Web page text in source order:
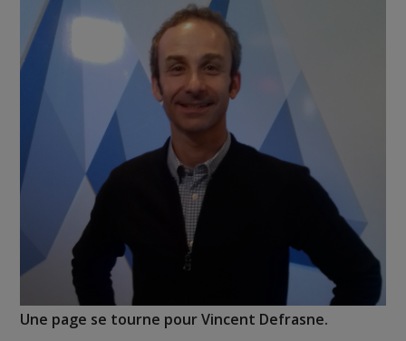
Une page se tourne pour Vincent Defrasne.